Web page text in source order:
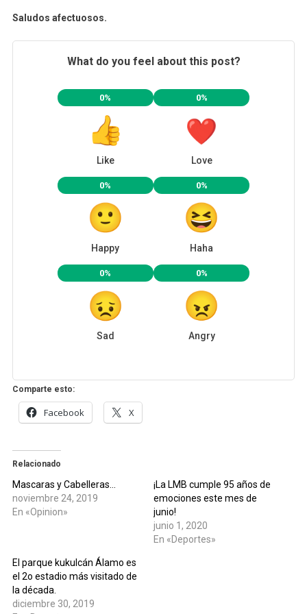
Saludos afectuosos.
What do you feel about this post?
0%
Like
0%
Love
0%
Happy
0%
Haha
0%
Sad
0%
Angry
Comparte esto:
Facebook X
Relacionado
Mascaras y Cabelleras…
noviembre 24, 2019
En «Opinion»
¡La LMB cumple 95 años de
emociones este mes de
junio!
junio 1, 2020
En «Deportes»
El parque kukulcán Álamo es
el 2o estadio más visitado de
la década.
diciembre 30, 2019